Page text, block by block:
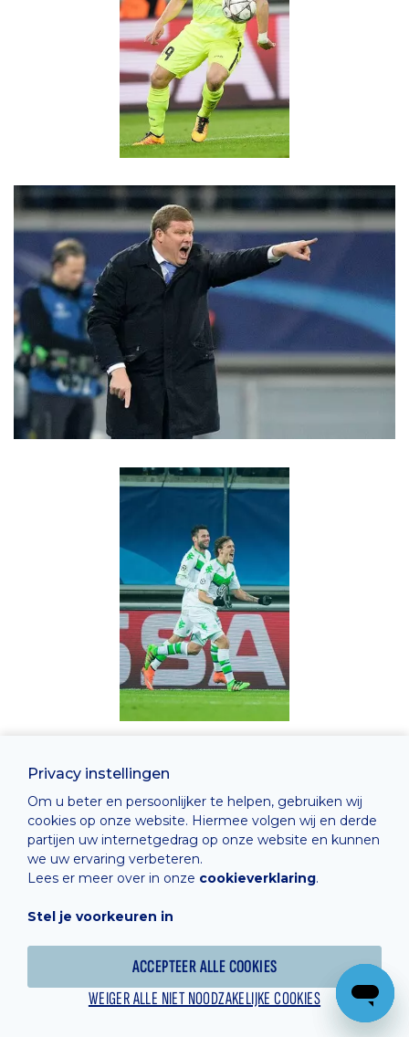
Privacy instellingen
Om u beter en persoonlijker te helpen, gebruiken wij
cookies op onze website. Hiermee volgen wij en derde
partijen uw internetgedrag op onze website en kunnen
we uw ervaring verbeteren.
Lees er meer over in onze cookieverklaring.
Stel je voorkeuren in
ACCEPTEER ALLE COOKIES
WEIGER ALLE NIET NOODZAKELIJKE COOKIES